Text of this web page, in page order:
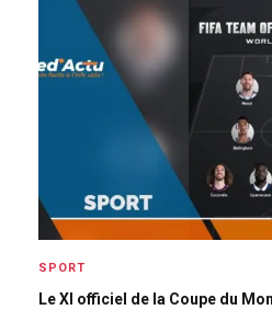
SPORT
Le XI officiel de la Coupe du